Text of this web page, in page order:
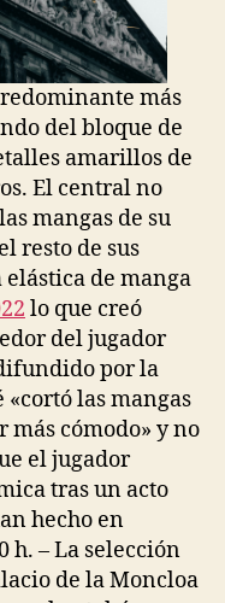
más
del bloque de
amarillos de
El central no
mangas de su
resto de sus
de manga
lo que creó
del jugador
por la
las mangas
más cómodo» y no
el jugador
tras un acto
hecho en
h. – La selección
de la Moncloa